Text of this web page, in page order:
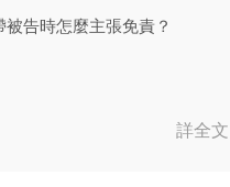
告時怎麼主張免責？
詳全文